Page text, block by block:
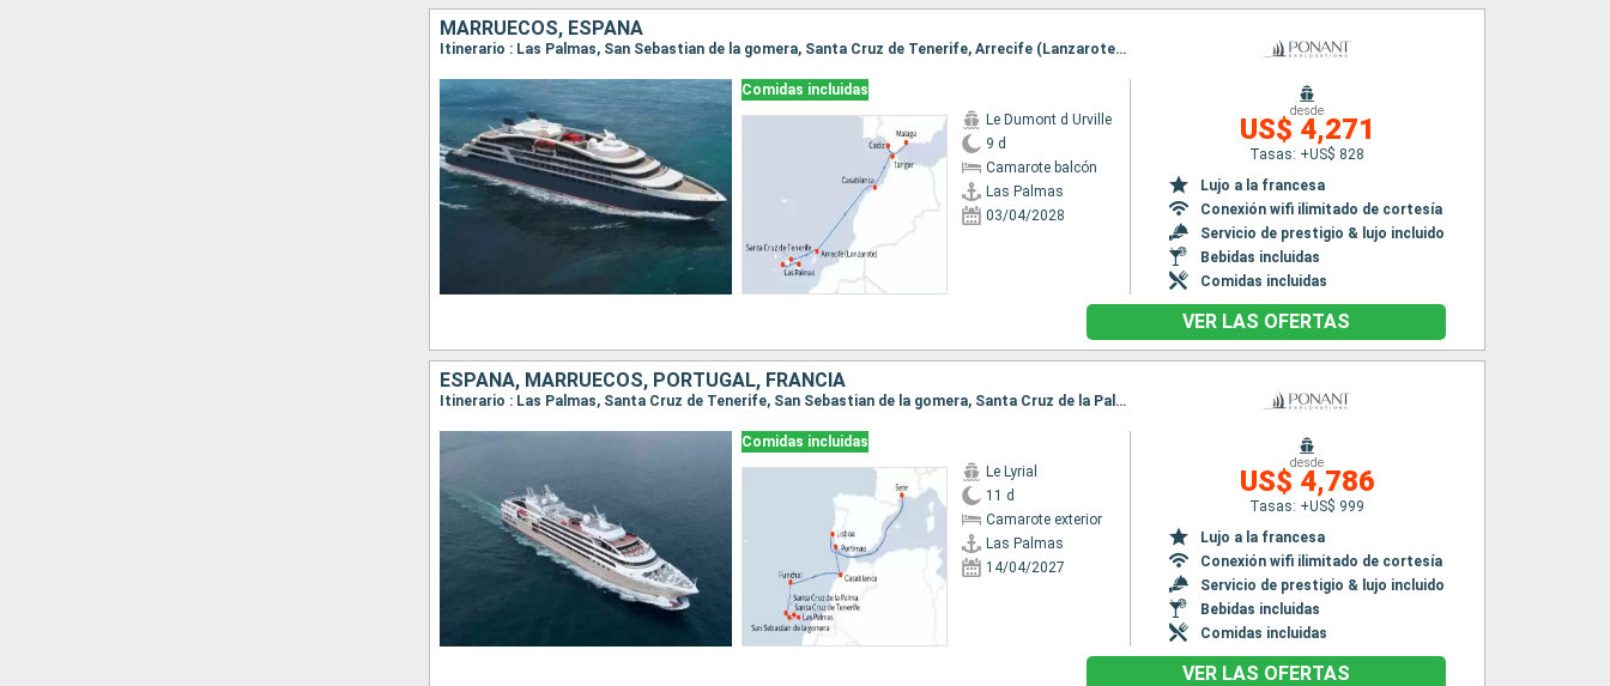
MARRUECOS, ESPAÑA
Itinerario : Las Palmas, San Sebastian de la gomera, Santa Cruz de Tenerife, Arrecife (Lanzarote), Casablanca, Tánger, Cadiz, Malaga
Comidas incluidas
Le Dumont d Urville
9 d
Camarote balcón
Las Palmas
03/04/2028
desde
US$ 4,271
Tasas: +US$ 828
Lujo a la francesa
Conexión wifi ilimitado de cortesía
Servicio de prestigio & lujo incluido
Bebidas incluidas
Comidas incluidas
VER LAS OFERTAS
ESPAÑA, MARRUECOS, PORTUGAL, FRANCIA
Itinerario : Las Palmas, Santa Cruz de Tenerife, San Sebastian de la gomera, Santa Cruz de la Palma, Funchal, Casablanca, Portimao, Sete, Lisboa
Comidas incluidas
Le Lyrial
11 d
Camarote exterior
Las Palmas
14/04/2027
desde
US$ 4,786
Tasas: +US$ 999
Lujo a la francesa
Conexión wifi ilimitado de cortesía
Servicio de prestigio & lujo incluido
Bebidas incluidas
Comidas incluidas
VER LAS OFERTAS